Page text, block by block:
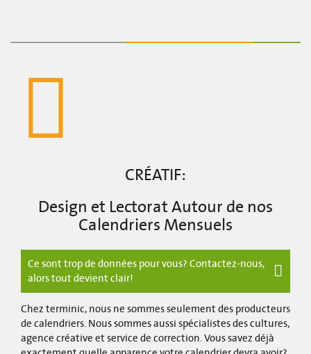
CRÉATIF:
Design et Lectorat Autour de nos
Calendriers Mensuels
Ce sont trop de données pour vous? Contactez-nous,
alors tout devient clair!
Chez terminic, nous ne sommes seulement des producteurs
de calendriers. Nous sommes aussi spécialistes des cultures,
agence créative et service de correction. Vous savez déjà